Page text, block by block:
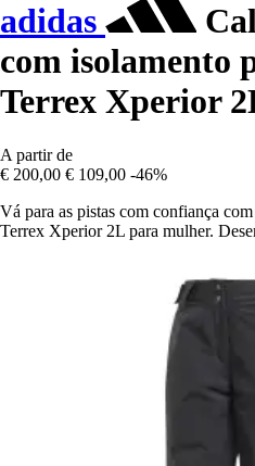
adidas
com isolamento
Terrex Xperior
A partir de
€ 200,00 € 109,00 -46%
Vá para as pistas com confiança
Terrex Xperior 2L para mulher.